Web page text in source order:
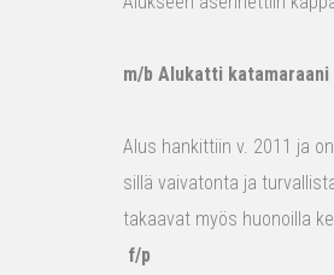
m/b Alukatti katamaraani
Alus hankittiin v. 2011 ja
sillä vaivatonta ja
takaavat myös huonoilla
f/p